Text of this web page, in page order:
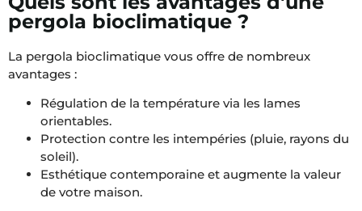
pergola bioclimatique ?
La pergola bioclimatique vous offre de nombreux
avantages :
Régulation de la température via les lames
orientables.
Protection contre les intempéries (pluie, rayons du
soleil).
Esthétique contemporaine et augmente la valeur
de votre maison.